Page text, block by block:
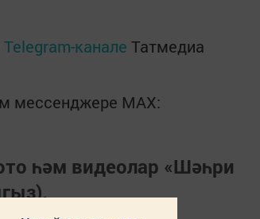
Telegram-канале Татмедиа
мессенджере MАХ:
һәм видеолар «Шәһри